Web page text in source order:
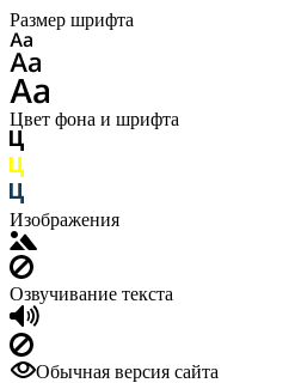
Размер шрифта
Цвет фона и шрифта
Изображения
Озвучивание текста
Обычная версия сайта